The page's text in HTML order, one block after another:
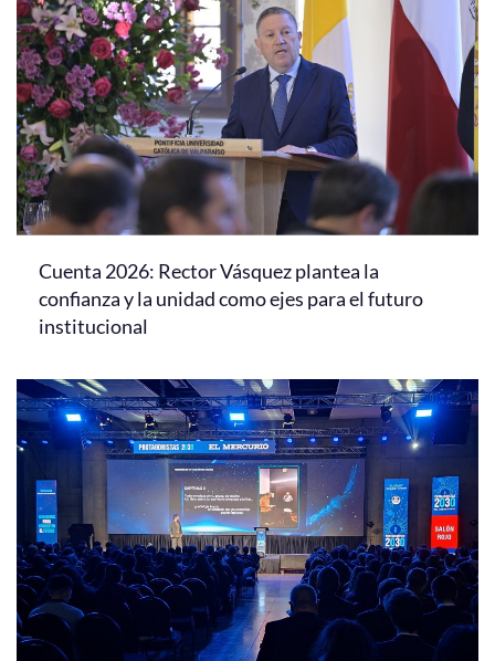
Cuenta 2026: Rector Vásquez plantea la
confianza y la unidad como ejes para el futuro
institucional